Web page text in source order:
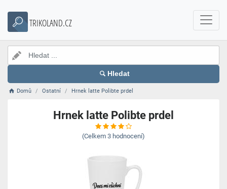
TRIKOLAND.CZ
Hledat
Domů Ostatní Hrnek latte Polibte prdel
Hrnek latte Polibte prdel
(Celkem 3 hodnocení)